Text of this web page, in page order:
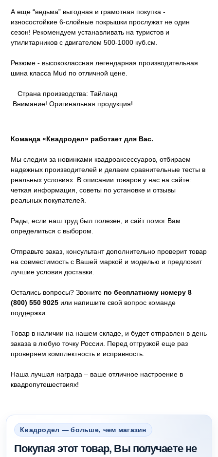
А еще “ведьма” выгодная и грамотная покупка -
износостойкие 6-слойные покрышки прослужат не один
сезон! Рекомендуем устанавливать на туристов и
утилитарников с двигателем 500-1000 куб.см.
Резюме - высококлассная легендарная производительная
шина класса Mud по отличной цене.
Страна производства: Тайланд
Внимание! Оригинальная продукция!
Команда «Квадродел» работает для Вас.
Мы следим за новинками квадроаксессуаров, отбираем
надежных производителей и делаем сравнительные тесты в
реальных условиях. В описании товаров у нас на сайте:
четкая информация, советы по установке и отзывы
реальных покупателей.
Рады, если наш труд был полезен, и сайт помог Вам
определиться с выбором.
Отправьте заказ, консультант дополнительно проверит товар
на совместимость с Вашей маркой и моделью и предложит
лучшие условия доставки.
Остались вопросы? Звоните по бесплатному номеру 8
(800) 550 9025 или напишите свой вопрос команде
поддержки.
Товар в наличии на нашем складе, и будет отправлен в день
заказа в любую точку России. Перед отгрузкой еще раз
проверяем комплектность и исправность.
Наша лучшая награда – ваше отличное настроение в
квадропутешествиях!
Квадродел — больше, чем магазин
Покупая этот товар, Вы получаете не